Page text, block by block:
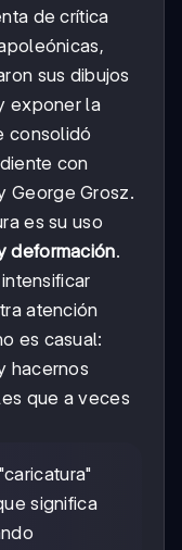
de crítica
sus dibujos
exponer la
consolidó
con
George Grosz.
es su uso
deformación.
atención
es casual:
hacernos
que a veces
significa